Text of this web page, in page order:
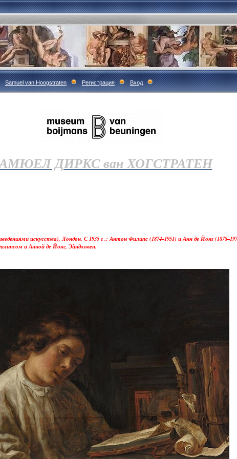
Samuel van Hoogstraten Регистрация Вход
ДИРКС ван ХОГСТРАТЕН
искусства), Лондон. С 1935 г .: Антон Филипс (1874–1951) и Анн де Йонг
и Анной де Йонг, Эйндховен.